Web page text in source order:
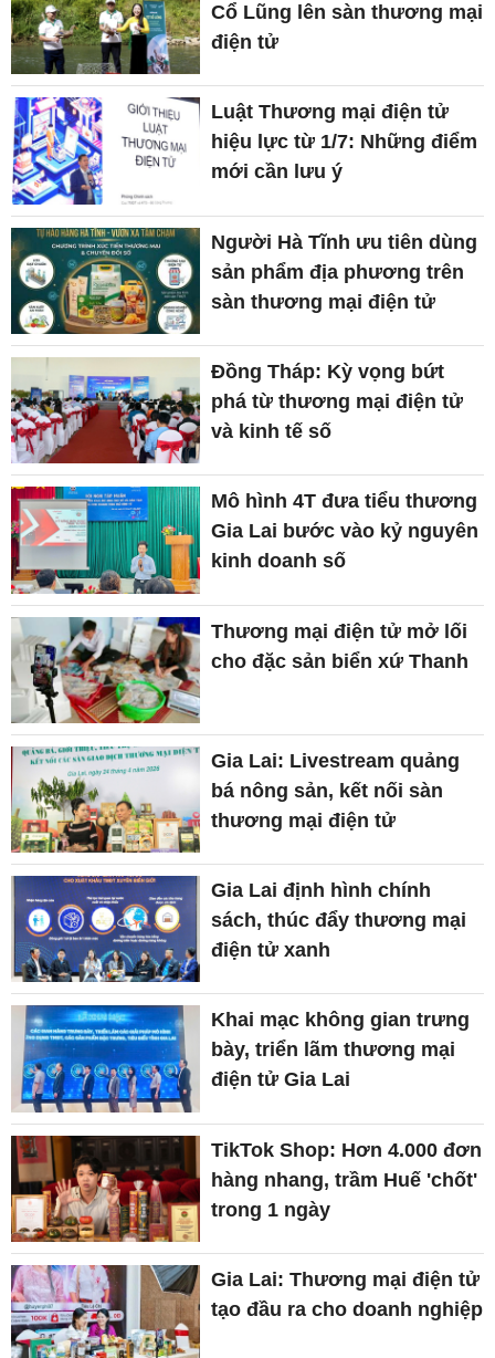
Cổ Lũng lên sàn thương mại
điện tử
Luật Thương mại điện tử
hiệu lực từ 1/7: Những điểm
mới cần lưu ý
Người Hà Tĩnh ưu tiên dùng
sản phẩm địa phương trên
sàn thương mại điện tử
Đồng Tháp: Kỳ vọng bứt
phá từ thương mại điện tử
và kinh tế số
Mô hình 4T đưa tiểu thương
Gia Lai bước vào kỷ nguyên
kinh doanh số
Thương mại điện tử mở lối
cho đặc sản biển xứ Thanh
Gia Lai: Livestream quảng
bá nông sản, kết nối sàn
thương mại điện tử
Gia Lai định hình chính
sách, thúc đẩy thương mại
điện tử xanh
Khai mạc không gian trưng
bày, triển lãm thương mại
điện tử Gia Lai
TikTok Shop: Hơn 4.000 đơn
hàng nhang, trầm Huế 'chốt'
trong 1 ngày
Gia Lai: Thương mại điện tử
tạo đầu ra cho doanh nghiệp